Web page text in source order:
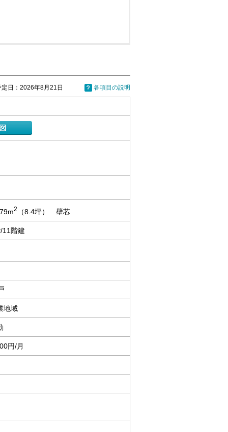
日：2026年8月21日 各項目の説明
2 （8.4坪） 壁芯
11階建
地域
円/月